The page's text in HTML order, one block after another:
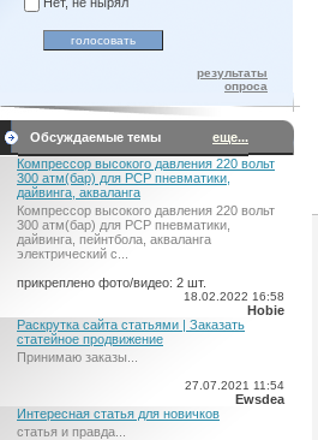
результаты
опроса
Обсуждаемые темы
еще...
Компрессор высокого давления 220 вольт
300 атм(бар) для PCP пневматики,
дайвинга, акваланга
Компрессор высокого давления 220 вольт
300 атм(бар) для PCP пневматики,
дайвинга, пейнтбола, акваланга
электрический c...
прикреплено фото/видео: 2 шт.
18.02.2022 16:58
Hobie
Раскрутка сайта статьями | Заказать
статейное продвижение
Принимаю заказы...
27.07.2021 11:54
Ewsdea
Интересная статья для новичков
статья и правда...